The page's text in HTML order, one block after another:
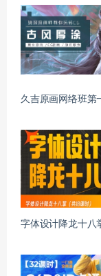
久吉原画网络班第
字体设计降龙十八